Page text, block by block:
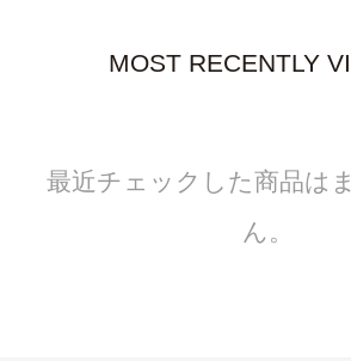
MOST RECENTLY
最近チェックした商品は
ん。